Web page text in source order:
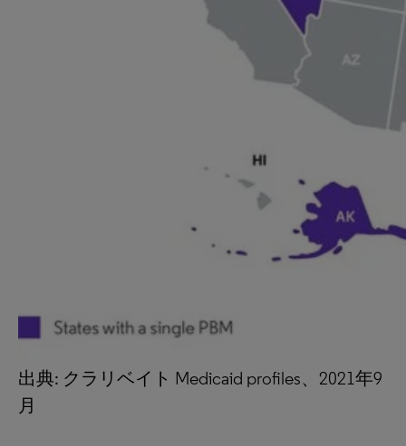
出典: クラリベイト Medicaid profiles、2021年9
月